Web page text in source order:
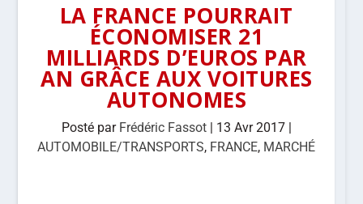
LA FRANCE POURRAIT
ÉCONOMISER 21
MILLIARDS D’EUROS PAR
AN GRÂCE AUX VOITURES
AUTONOMES
Posté par Frédéric Fassot| 13 Avr 2017|
AUTOMOBILE/TRANSPORTS, FRANCE, MARCHÉ